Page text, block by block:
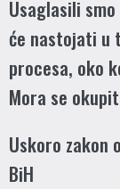
Usaglasili
će nastojati u
procesa, oko
Mora se
Uskoro zakon
BiH